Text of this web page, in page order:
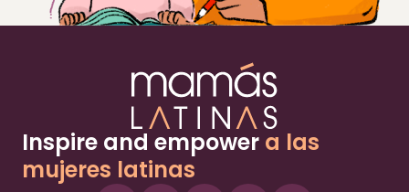
Inspire and empower a las
mujeres latinas